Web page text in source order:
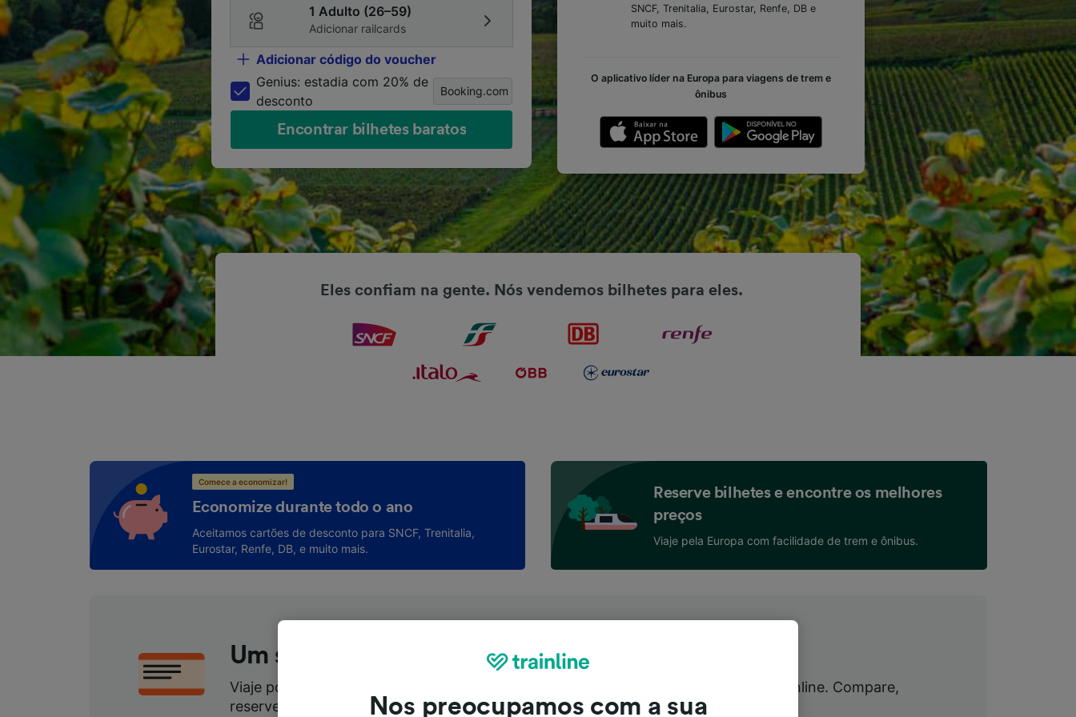
1 Adulto (26–59)
Adicionar railcards
Adicionar código do voucher
Genius: estadia com 20% de
desconto
Booking.com
Encontrar bilhetes baratos
SNCF, Trenitalia, Eurostar, Renfe, DB e
muito mais.
O aplicativo líder na Europa para viagens de trem e
ônibus
Eles confiam na gente. Nós vendemos bilhetes para eles.
Comece a economizar!
Economize durante todo o ano
Aceitamos cartões de desconto para SNCF, Trenitalia,
Eurostar, Renfe, DB, e muito mais.
Reserve bilhetes e encontre os melhores
preços
Viaje pela Europa com facilidade de trem e ônibus.
Um site, todos os bilhetes
Viaje por menos: os bilhetes de todas as companhias ferroviárias da Europa na Trainline. Compare,
reserve, economize.
Nos preocupamos com a sua